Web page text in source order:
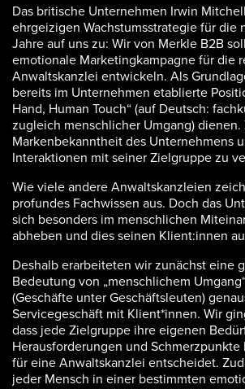
Das britische Unternehmen Irwin
ehrgeizigen Wachstumsstrategie für die
Jahre auf uns zu: Wir von Merkle B2B
emotionale Marketingkampagne für die
Anwaltskanzlei entwickeln. Als
bereits im Unternehmen etablierte
Hand, Human Touch“ (auf Deutsch:
zugleich menschlicher Umgang) dienen.
Markenbekanntheit des Unternehmens
Interaktionen mit seiner Zielgruppe zu
Wie viele andere Anwaltskanzleien
profundes Fachwissen aus. Doch das
sich besonders im menschlichen
abheben und dies seinen Klient:innen
Deshalb erarbeiteten wir zunächst eine
Bedeutung von „menschlichem
(Geschäfte unter Geschäftsleuten)
Servicegeschäft mit Klient*innen. Wir
dass jede Zielgruppe ihre eigenen
Herausforderungen und Schmerzpunkte
für eine Anwaltskanzlei entscheidet.
jeder Mensch in einer bestimmten